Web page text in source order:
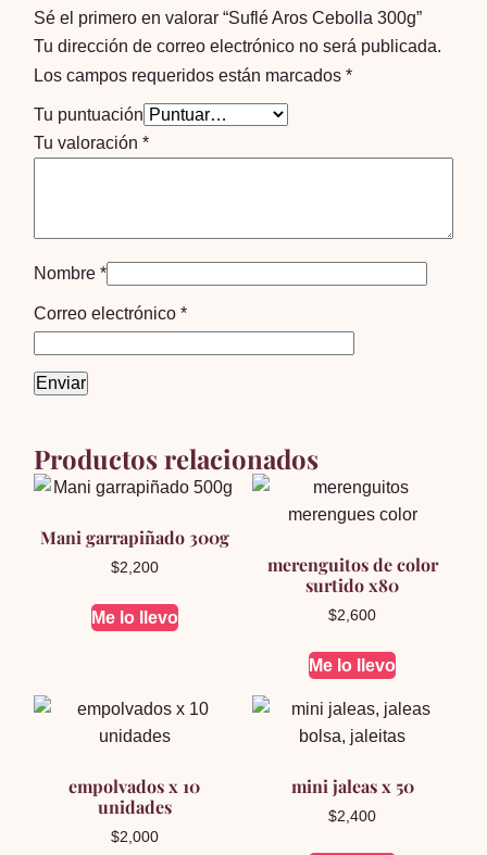
Sé el primero en valorar “Suflé Aros Cebolla 300g”
Tu dirección de correo electrónico no será publicada.
Los campos requeridos están marcados*
Tu puntuación
Tu valoración*
Nombre*
Correo electrónico*
Productos relacionados
Mani garrapiñado 300g
$2,200
Me lo llevo
merenguitos de color
surtido x80
$2,600
Me lo llevo
empolvados x 10
unidades
$2,000
mini jaleas x 50
$2,400